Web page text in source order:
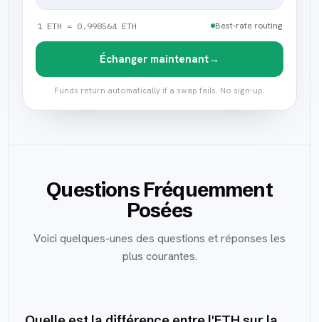
1 ETH = 0.998564 ETH Best-rate routing
Échanger maintenant→
Funds return automatically if a swap fails. No sign-up.
Questions Fréquemment
Posées
Voici quelques-unes des questions et réponses les
plus courantes.